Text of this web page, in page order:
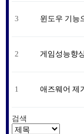
3 윈도우 기능
2 게임성능향
1 애즈웨어 제
검색